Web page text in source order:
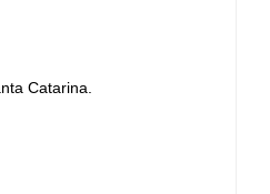
Catarina.